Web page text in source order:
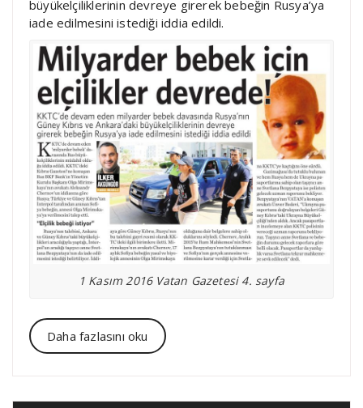
büyükelçiliklerinin devreye girerek bebeğin Rusya’ya
iade edilmesini istediği iddia edildi.
1 Kasım 2016 Vatan Gazetesi 4. sayfa
Daha fazlasını oku